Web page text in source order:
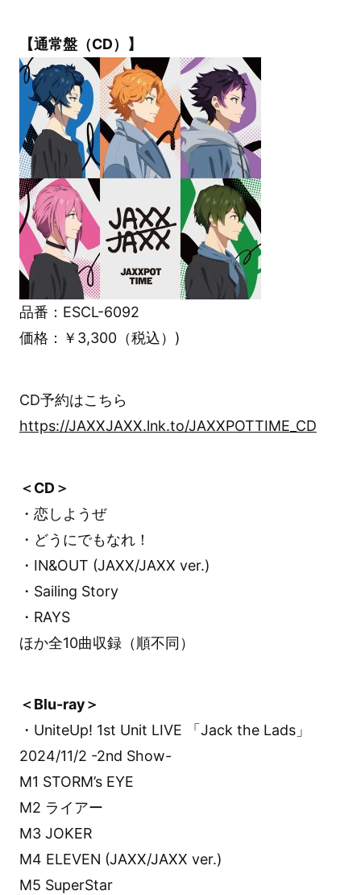
【通常盤（CD）】
品番：ESCL-6092
価格：￥3,300（税込）)
CD予約はこちら
https://JAXXJAXX.lnk.to/JAXXPOTTIME_CD
＜CD＞
・恋しようぜ
・どうにでもなれ！
・IN&OUT (JAXX/JAXX ver.)
・Sailing Story
・RAYS
ほか全10曲収録（順不同）
＜Blu-ray＞
・UniteUp! 1st Unit LIVE 「Jack the Lads」
2024/11/2 -2nd Show-
M1 STORM’s EYE
M2 ライアー
M3 JOKER
M4 ELEVEN (JAXX/JAXX ver.)
M5 SuperStar